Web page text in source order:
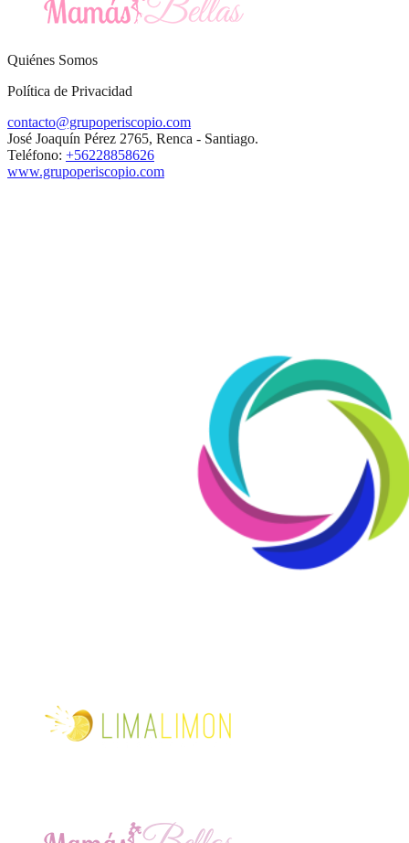
Quiénes Somos
Política de Privacidad
contacto@grupoperiscopio.com
José Joaquín Pérez 2765, Renca - Santiago.
Teléfono: +56228858626
www.grupoperiscopio.com